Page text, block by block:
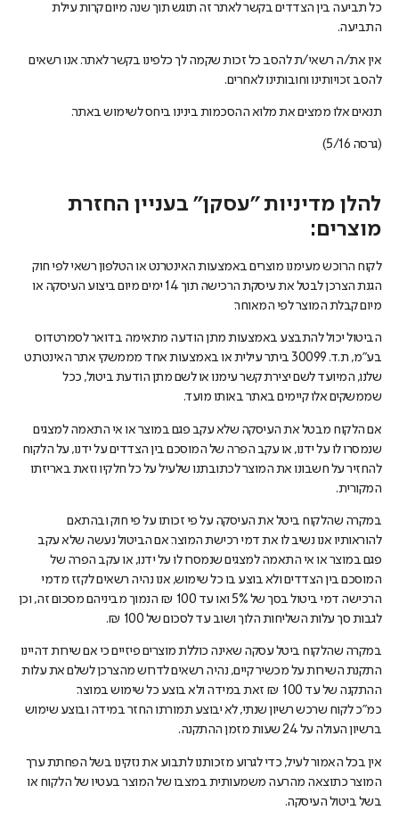
כל תביעה בין הצדדים בקשר לאתר זה תוגש תוך שנה מיום קרות עילת
התביעה.
אין את/ה רשאי/ת להסב כל זכות שקמה לך כלפינו בקשר לאתר. אנו רשאים
להסב זכויותינו וחובותינו לאחרים.
תנאים אלו ממצים את מלוא ההסכמות בינינו ביחס לשימוש באתר.
(גרסה 5/16)
להלן מדיניות "עסקן" בעניין החזרת
מוצרים:
לקוח הרוכש מעימנו מוצרים באמצעות האינטרנט או הטלפון רשאי לפי חוק
הגנת הצרכן לבטל את עיסקת הרכישה תוך 14 ימים מיום ביצוע העיסקה או
מיום קבלת המוצר לפי המאוחר.
הביטול יכול להתבצע באמצעות מתן הודעה מתאימה בדואר לסמרטדוס
בע"מ, ת.ד. 30099 ביתר עילית או באמצעות אחד מממשקי אתר האינטרנט
שלנו, המיועד לשם יצירת קשר עימנו או לשם מתן הודעת ביטול, ככל
שממשקים אלו קיימים באתר באותו מועד.
אם הלקוח מבטל את העיסקה שלא עקב פגם במוצר או אי התאמה למצגים
שנמסרו לו על ידנו, או עקב הפרה של המוסכם בין הצדדים על ידנו, על הלקוח
להחזיר על חשבונו את המוצר לכתובתנו שלעיל על כל חלקיו וזאת באריזתו
המקורית.
במקרה שהלקוח ביטל את העיסקה על פי זכותו על פי חוק ובהתאם
להוראותיו אנו נשיב לו את דמי רכישת המוצר. אם הביטול נעשה שלא עקב
פגם במוצר או אי התאמה למצגים שנמסרו לו על ידנו, או עקב הפרה של
המוסכם בין הצדדים ולא בוצע בו כל שימוש, אנו נהיה רשאים לקזז מדמי
הרכישה דמי ביטול בסך של 5% ואו עד 100 ₪ הנמוך מביניהם מסכום זה, וכן
לגבות סך עלות השליחות הלוך ושוב עד לסכום של 100 ₪.
במקרה שהלקוח ביטל עסקה שאינה כוללת מוצרים פיזיים כי אם שירות דהיינו
התקנת השירות על מכשיר קיים, נהיה רשאים לדרוש מהצרכן לשלם את עלות
ההתקנה של עד 100 ₪ זאת במידה ולא בוצע כל שימוש במוצר.
כמ"כ לקוח שרכש רשיון שנתי, לא יבוצע תמורתו החזר במידה ובוצע שימוש
ברשיון העולה על 24 שעות מזמן ההתקנה.
אין בכל האמור לעיל, כדי לגרוע מזכותנו לתבוע את נזקינו בשל הפחתת ערך
המוצר כתוצאה מהרעה משמעותית במצבו של המוצר בעטיו של הלקוח או
בשל ביטול העיסקה.